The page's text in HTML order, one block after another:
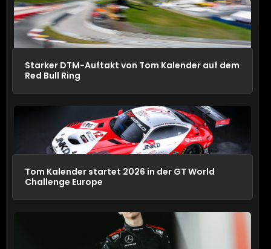
Starker DTM-Auftakt von Tom Kalender auf dem
Red Bull Ring
Tom Kalender startet 2026 in der GT World
Challenge Europe